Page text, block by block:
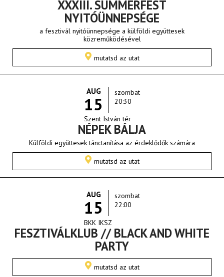
XXXIII. SUMMERFEST
NYITÓÜNNEPSÉGE
a fesztivál nyitóünnepsége a külföldi együttesek
közreműködésével
mutatsd az utat
AUG
15
szombat
20:30
Szent István tér
NÉPEK BÁLJA
Külföldi együttesek tánctanítása az érdeklődők számára
mutatsd az utat
AUG
15
szombat
22:00
BKK IKSZ
FESZTIVÁLKLUB // BLACK AND WHITE
PARTY
mutatsd az utat